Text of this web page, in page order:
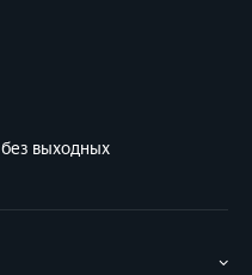
выходных